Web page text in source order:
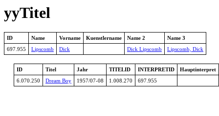
yyTitel
ID Name Vorname Kuenstlername Name 2
Name 3
697.955
Lipscomb Dick Dick Lipscomb Lipscomb, Dick
ID Titel Jahr TITELID INTERPRETID
Hauptinterpret
6.070.250
Dream Boy 1957/07-08 1.008.270 697.955